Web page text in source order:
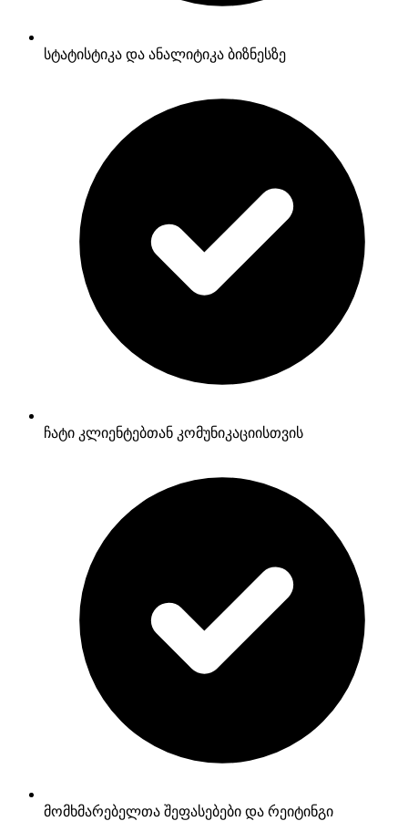
სტატისტიკა და ანალიტიკა ბიზნესზე
ჩატი კლიენტებთან კომუნიკაციისთვის
მომხმარებელთა შეფასებები და რეიტინგი